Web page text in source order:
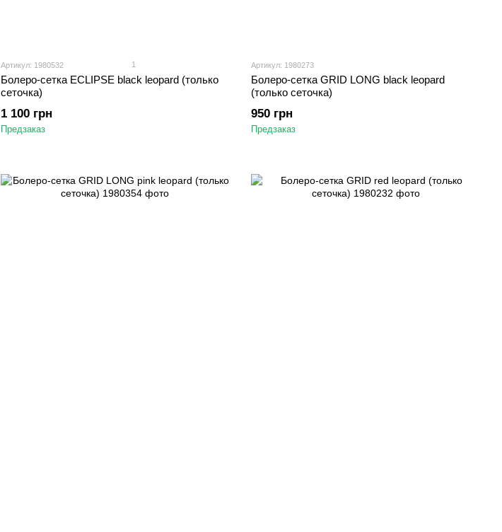
Артикул: 1980532 1
Болеро-сетка ECLIPSE black leopard (только
сеточка)
1 100 грн
Предзаказ
Артикул: 1980273
Болеро-сетка GRID LONG black leopard
(только сеточка)
950 грн
Предзаказ